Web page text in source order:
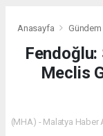
Anasayfa Gündem
Meclis
(MHA) - Malatya Haber